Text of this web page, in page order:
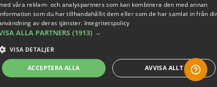
våra reklam- och analyspartners som kan kombinera den med annan
som du har tillhandahållit dem eller som de har samlat in från
av deras tjänster. Integritetspolicy
ALLA PARTNERS (1913) →
VISA DETALJER
ACCEPTERA ALLA AVVISA ALLT